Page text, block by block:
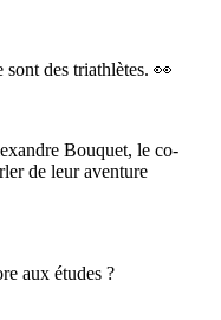
sont des triathlètes. 👀
Bouquet, le co-
de leur aventure
aux études ?